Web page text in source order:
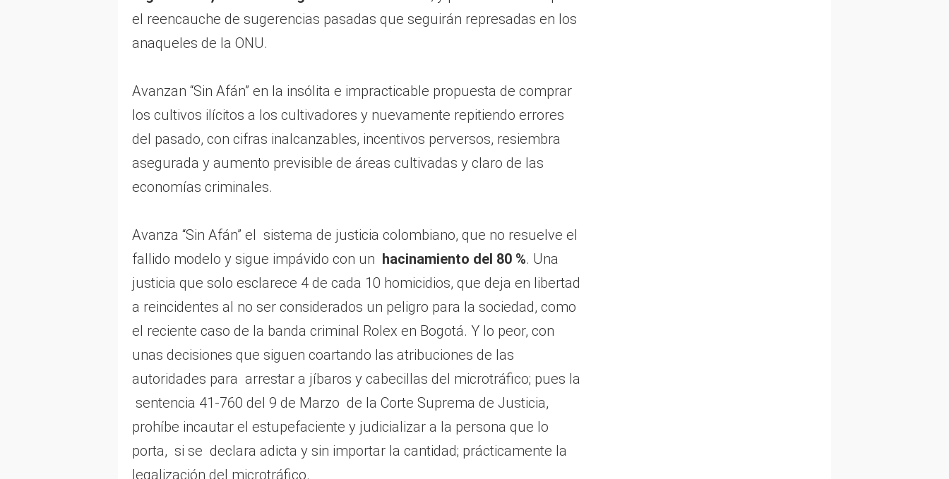
el reencauche de sugerencias pasadas que seguirán represadas en los
anaqueles de la ONU.
Avanzan “Sin Afán” en la insólita e impracticable propuesta de comprar
los cultivos ilícitos a los cultivadores y nuevamente repitiendo errores
del pasado, con cifras inalcanzables, incentivos perversos, resiembra
asegurada y aumento previsible de áreas cultivadas y claro de las
economías criminales.
Avanza “Sin Afán” el sistema de justicia colombiano, que no resuelve el
fallido modelo y sigue impávido con un hacinamiento del 80 %. Una
justicia que solo esclarece 4 de cada 10 homicidios, que deja en libertad
a reincidentes al no ser considerados un peligro para la sociedad, como
el reciente caso de la banda criminal Rolex en Bogotá. Y lo peor, con
unas decisiones que siguen coartando las atribuciones de las
autoridades para arrestar a jíbaros y cabecillas del microtráfico; pues la
sentencia 41-760 del 9 de Marzo de la Corte Suprema de Justicia,
prohíbe incautar el estupefaciente y judicializar a la persona que lo
porta, si se declara adicta y sin importar la cantidad; prácticamente la
legalización del microtráfico.